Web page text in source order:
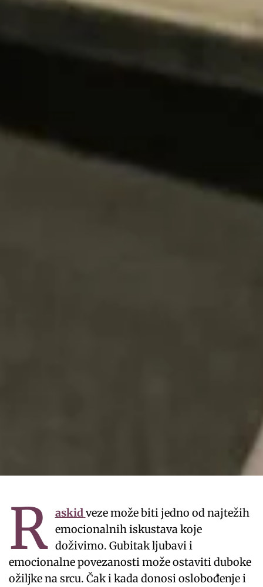
R askid veze može biti jedno od najtežih
emocionalnih iskustava koje
doživimo. Gubitak ljubavi i
emocionalne povezanosti može ostaviti duboke
ožiljke na srcu. Čak i kada donosi oslobođenje i